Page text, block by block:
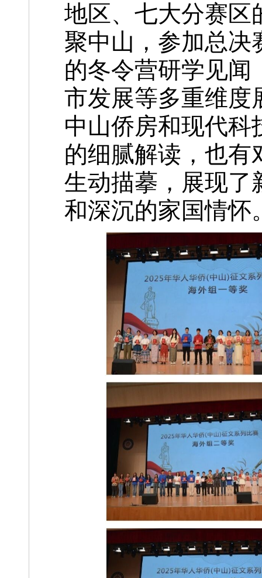
地区、七大分赛区
聚中山，参加总决
的冬令营研学见闻
市发展等多重维度
中山侨房和现代科
的细腻解读，也有
生动描摹，展现了
和深沉的家国情怀